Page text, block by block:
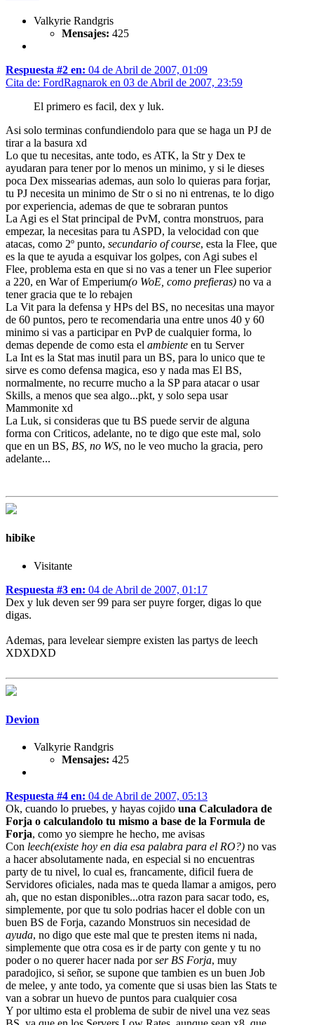
Valkyrie Randgris
Mensajes: 425
Respuesta #2 en: 04 de Abril de 2007, 01:09
Cita de: FordRagnarok en 03 de Abril de 2007, 23:59
El primero es facil, dex y luk.
Asi solo terminas confundiendolo para que se haga un PJ de
tirar a la basura xd
Lo que tu necesitas, ante todo, es ATK, la Str y Dex te
ayudaran para tener por lo menos un minimo, y si le dieses
poca Dex missearias ademas, aun solo lo quieras para forjar,
tu PJ necesita un minimo de Str o si no ni entrenas, te lo digo
por experiencia, ademas de que te sobraran puntos
La Agi es el Stat principal de PvM, contra monstruos, para
empezar, la necesitas para tu ASPD, la velocidad con que
atacas, como 2º punto, secundario of course, esta la Flee, que
es la que te ayuda a esquivar los golpes, con Agi subes el
Flee, problema esta en que si no vas a tener un Flee superior
a 220, en War of Emperium(o WoE, como prefieras) no va a
tener gracia que te lo rebajen
La Vit para la defensa y HPs del BS, no necesitas una mayor
de 60 puntos, pero te recomendaria una entre unos 40 y 60
minimo si vas a participar en PvP de cualquier forma, lo
demas depende de como esta el ambiente en tu Server
La Int es la Stat mas inutil para un BS, para lo unico que te
sirve es como defensa magica, eso y nada mas El BS,
normalmente, no recurre mucho a la SP para atacar o usar
Skills, a menos que sea algo...pkt, y solo sepa usar
Mammonite xd
La Luk, si consideras que tu BS puede servir de alguna
forma con Criticos, adelante, no te digo que este mal, solo
que en un BS, BS, no WS, no le veo mucho la gracia, pero
adelante...
hibike
Visitante
Respuesta #3 en: 04 de Abril de 2007, 01:17
Dex y luk deven ser 99 para ser puyre forger, digas lo que
digas.
Ademas, para levelear siempre existen las partys de leech
XDXDXD
Devion
Valkyrie Randgris
Mensajes: 425
Respuesta #4 en: 04 de Abril de 2007, 05:13
Ok, cuando lo pruebes, y hayas cojido una Calculadora de
Forja o calculandolo tu mismo a base de la Formula de
Forja, como yo siempre he hecho, me avisas
Con leech(existe hoy en dia esa palabra para el RO?) no vas
a hacer absolutamente nada, en especial si no encuentras
party de tu nivel, lo cual es, francamente, dificil fuera de
Servidores oficiales, nada mas te queda llamar a amigos, pero
ah, que no estan disponibles...otra razon para sacar todo, es,
simplemente, por que tu solo podrias hacer el doble con un
buen BS de Forja, cazando Monstruos sin necesidad de
ayuda, no digo que este mal que te presten items ni nada,
simplemente que otra cosa es ir de party con gente y tu no
poder o no querer hacer nada porser BS Forja, muy
paradojico, si señor, se supone que tambien es un buen Job
de melee, y ante todo, ya comente que si usas bien las Stats te
van a sobrar un huevo de puntos para cualquier cosa
Y por ultimo esta el problema de subir de nivel una vez seas